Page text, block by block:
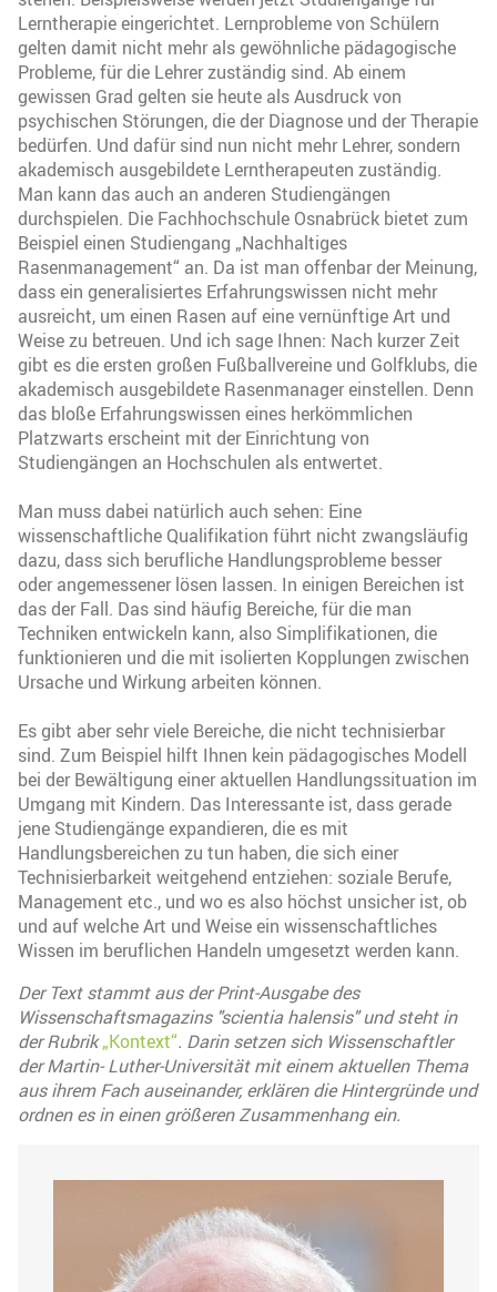
Lerntherapie eingerichtet. Lernprobleme von Schülern
gelten damit nicht mehr als gewöhnliche pädagogische
Probleme, für die Lehrer zuständig sind. Ab einem
gewissen Grad gelten sie heute als Ausdruck von
psychischen Störungen, die der Diagnose und der Therapie
bedürfen. Und dafür sind nun nicht mehr Lehrer, sondern
akademisch ausgebildete Lerntherapeuten zuständig.
Man kann das auch an anderen Studiengängen
durchspielen. Die Fachhochschule Osnabrück bietet zum
Beispiel einen Studiengang „Nachhaltiges
Rasenmanagement“ an. Da ist man offenbar der Meinung,
dass ein generalisiertes Erfahrungswissen nicht mehr
ausreicht, um einen Rasen auf eine vernünftige Art und
Weise zu betreuen. Und ich sage Ihnen: Nach kurzer Zeit
gibt es die ersten großen Fußballvereine und Golfklubs, die
akademisch ausgebildete Rasenmanager einstellen. Denn
das bloße Erfahrungswissen eines herkömmlichen
Platzwarts erscheint mit der Einrichtung von
Studiengängen an Hochschulen als entwertet.
Man muss dabei natürlich auch sehen: Eine
wissenschaftliche Qualifikation führt nicht zwangsläufig
dazu, dass sich berufliche Handlungsprobleme besser
oder angemessener lösen lassen. In einigen Bereichen ist
das der Fall. Das sind häufig Bereiche, für die man
Techniken entwickeln kann, also Simplifikationen, die
funktionieren und die mit isolierten Kopplungen zwischen
Ursache und Wirkung arbeiten können.
Es gibt aber sehr viele Bereiche, die nicht technisierbar
sind. Zum Beispiel hilft Ihnen kein pädagogisches Modell
bei der Bewältigung einer aktuellen Handlungssituation im
Umgang mit Kindern. Das Interessante ist, dass gerade
jene Studiengänge expandieren, die es mit
Handlungsbereichen zu tun haben, die sich einer
Technisierbarkeit weitgehend entziehen: soziale Berufe,
Management etc., und wo es also höchst unsicher ist, ob
und auf welche Art und Weise ein wissenschaftliches
Wissen im beruflichen Handeln umgesetzt werden kann.
Der Text stammt aus der Print-Ausgabe des
Wissenschaftsmagazins "scientia halensis" und steht in
der Rubrik„Kontext“. Darin setzen sich Wissenschaftler
der Martin- Luther-Universität mit einem aktuellen Thema
aus ihrem Fach auseinander, erklären die Hintergründe und
ordnen es in einen größeren Zusammenhang ein.